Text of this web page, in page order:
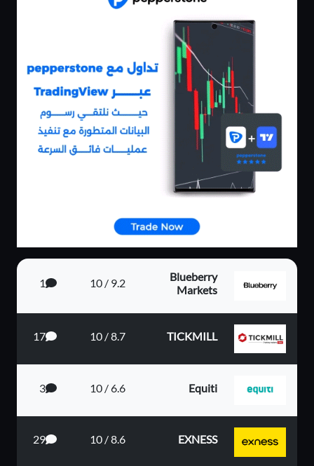
Blueberry
Markets
9.2 / 10
1
TICKMILL
8.7 / 10
17
Equiti
6.6 / 10
3
EXNESS
8.6 / 10
29